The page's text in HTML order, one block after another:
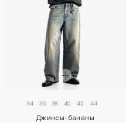
34 36 38 40 42 44
Джинсы-бананы